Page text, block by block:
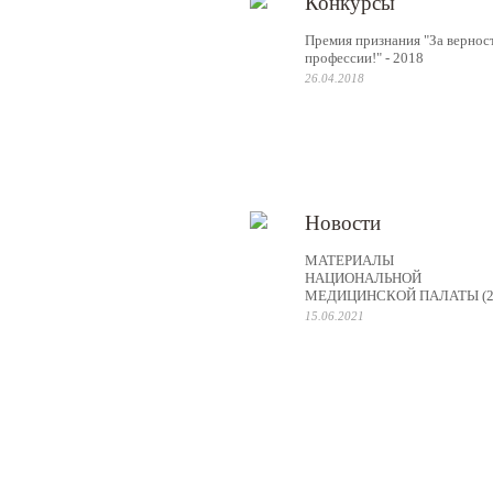
Премия признания "За
профессии!" - 2018
26.04.2018
Новости
МАТЕРИАЛЫ
НАЦИОНАЛЬНОЙ
МЕДИЦИНСКОЙ ПАЛАТЫ
15.06.2021